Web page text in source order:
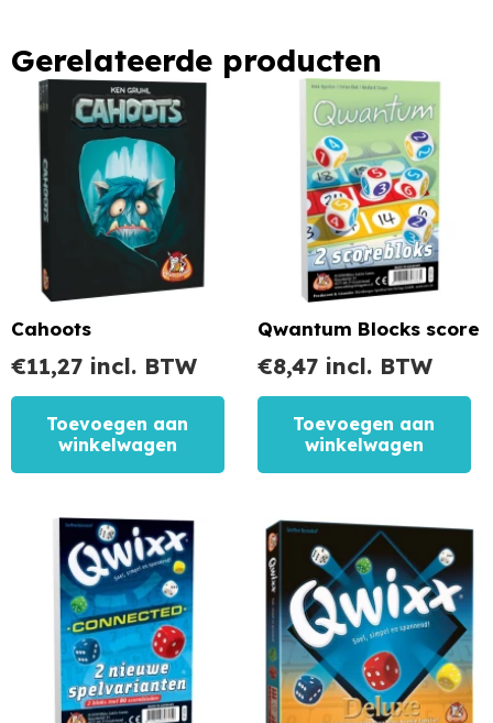
Gerelateerde producten
Cahoots
€11,27 incl. BTW
Toevoegen aan
winkelwagen
Qwantum Blocks score
€8,47 incl. BTW
Toevoegen aan
winkelwagen